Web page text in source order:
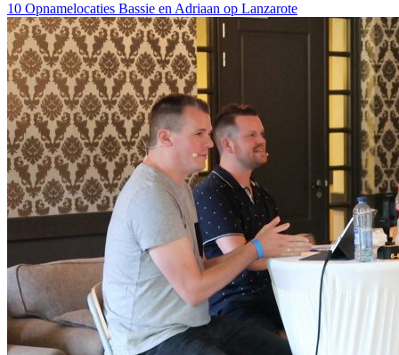
10 Opnamelocaties Bassie en Adriaan op Lanzarote